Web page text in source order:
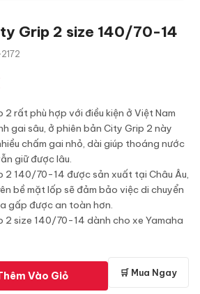
Grip 2 size 140/70-14
2 rất phù hợp với điều kiện ở Việt Nam
gai sâu, ở phiên bản City Grip 2 này
chấm gai nhỏ, dài giúp thoáng nước
giữ được lâu.
2 140/70-14 được sản xuất tại Châu Âu,
bề mặt lốp sẽ đảm bảo việc di chuyển
gấp được an toàn hơn.
2 size 140/70-14 dành cho xe Yamaha
Vào Giỏ 🛒 Mua Ngay